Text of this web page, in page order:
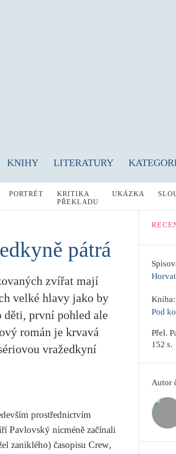
KNIHY LITERATURY
PORTRÉT
KRITIKA
PŘEKLADU
UKÁZKA
pátrá
zvířat mají
velké hlavy jako by
první pohled ale
román je krvavá
vražedkyní
prostřednictvím
Pavlovský nicméně začínali
zaniklého) časopisu Crew,
Kniha:
Pod
Přel.
152 s.
Autor